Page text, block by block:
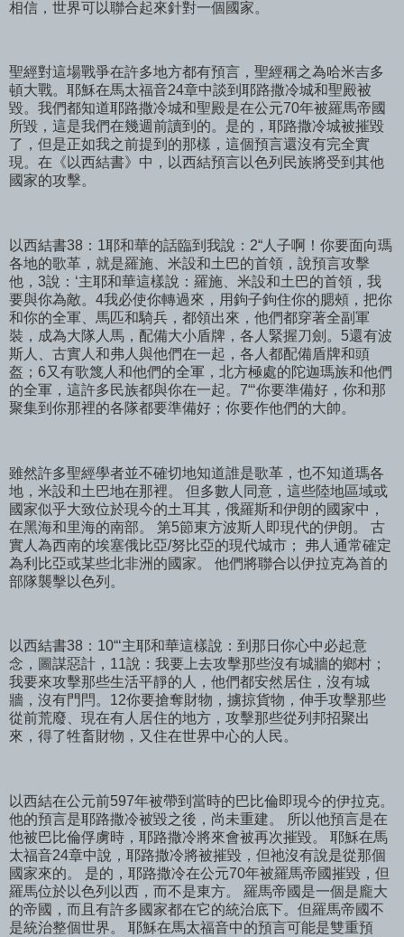
相信，世界可以聯合起來針對一個國家。
聖經對這場戰爭在許多地方都有預言，聖經稱之為哈米吉多
頓大戰。耶穌在馬太福音24章中談到耶路撒冷城和聖殿被
毀。我們都知道耶路撒冷城和聖殿是在公元70年被羅馬帝國
所毀，這是我們在幾週前讀到的。是的，耶路撒冷城被摧毀
了，但是正如我之前提到的那樣，這個預言還沒有完全實
現。在《以西結書》中，以西結預言以色列民族將受到其他
國家的攻擊。
以西結書38：1耶和華的話臨到我說：2“人子啊！你要面向瑪
各地的歌革，就是羅施、米設和土巴的首領，說預言攻擊
他，3說：‘主耶和華這樣說：羅施、米設和土巴的首領，我
要與你為敵。4我必使你轉過來，用鉤子鉤住你的腮頰，把你
和你的全軍、馬匹和騎兵，都領出來，他們都穿著全副軍
裝，成為大隊人馬，配備大小盾牌，各人緊握刀劍。5還有波
斯人、古實人和弗人與他們在一起，各人都配備盾牌和頭
盔；6又有歌篾人和他們的全軍，北方極處的陀迦瑪族和他們
的全軍，這許多民族都與你在一起。7“‘你要準備好，你和那
聚集到你那裡的各隊都要準備好；你要作他們的大帥。
雖然許多聖經學者並不確切地知道誰是歌革，也不知道瑪各
地，米設和土巴地在那裡。 但多數人同意，這些陸地區域或
國家似乎大致位於現今的土耳其，俄羅斯和伊朗的國家中，
在黑海和里海的南部。 第5節東方波斯人即現代的伊朗。 古
實人為西南的埃塞俄比亞/努比亞的現代城市； 弗人通常確定
為利比亞或某些北非洲的國家。 他們將聯合以伊拉克為首的
部隊襲擊以色列。
以西結書38：10“‘主耶和華這樣說：到那日你心中必起意
念，圖謀惡計，11說：我要上去攻擊那些沒有城牆的鄉村；
我要來攻擊那些生活平靜的人，他們都安然居住，沒有城
牆，沒有門閂。12你要搶奪財物，擄掠貨物，伸手攻擊那些
從前荒廢、現在有人居住的地方，攻擊那些從列邦招聚出
來，得了牲畜財物，又住在世界中心的人民。
以西結在公元前597年被帶到當時的巴比倫即現今的伊拉克。
他的預言是耶路撒冷被毀之後，尚未重建。 所以他預言是在
他被巴比倫俘虜時，耶路撒冷將來會被再次摧毀。 耶穌在馬
太福音24章中說，耶路撒冷將被摧毀，但祂沒有說是從那個
國家來的。 是的，耶路撒冷在公元70年被羅馬帝國摧毀，但
羅馬位於以色列以西，而不是東方。 羅馬帝國是一個是龐大
的帝國，而且有許多國家都在它的統治底下。但羅馬帝國不
是統治整個世界。 耶穌在馬太福音中的預言可能是雙重預